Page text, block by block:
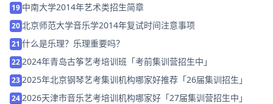
19 中南大学2014年艺术类招生简章
20北京师范大学音乐学2014年复试时间注意事项
21 什么是乐理？乐理重要吗？
222024年青岛古筝艺考培训班「考前集训营招生中」
232025年北京钢琴艺考集训机构哪家好推荐「26届集训招生」
242026天津市音乐艺考培训机构哪家好「27届集训营招生中」